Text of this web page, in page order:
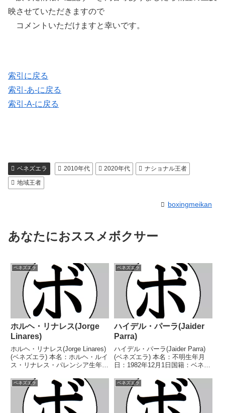
映させていただきますので
コメントいただけますと幸いです。
索引に戻る
索引-あ-に戻る
索引-A-に戻る
ベネズエラ 2010年代 2020年代
ナショナル王者
地域王者
boxingmeikan
あなたにおススメボクサー
ベネズエラ
ホルヘ・リナレス(Jorge
Linares)
ホルヘ・リナレス(Jorge Linares)
(ベネズエラ) 本名：ホルヘ・ルイ
ス・リナレス・パレンシア生年月
エラ戦績：56戦47勝(29KO)9
敗 【獲得タイトル】WBAラテン
アメリカスーパーバンタム級...
ベネズエラ
ハイデル・パーラ(Jaider
Parra)
ハイデル・パーラ(Jaider Parra)
(ベネズエラ) 本名：不明生年月
日：1982年12月1日国籍：ベネズ
分1無効試合 【獲得タイトル】ベ
ネズエラスーパーフェザー級王座
WBCラテンアメリカライト...
ベネズエラ ベネズエラ